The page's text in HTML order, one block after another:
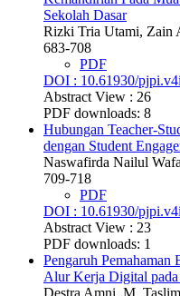
Sekolah Dasar
Rizki Tria Utami, Zain
683-708
PDF
DOI : 10.61930/
Abstract View : 26
PDF downloads: 8
Hubungan Teacher-
dengan Student
Naswafirda Nailul
709-718
PDF
DOI : 10.61930/
Abstract View : 23
PDF downloads: 1
Pengaruh Pemahaman
Alur Kerja Digital